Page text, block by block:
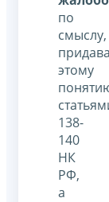
по
смыслу,
этому
138-
140
НК
РФ,
а